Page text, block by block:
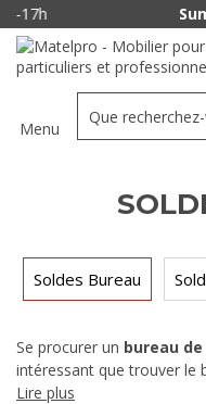
Menu
Soldes Bureau
Se procurer un bureau
intéressant que trouver le
soldes vous permettent
Lire plus
Summer